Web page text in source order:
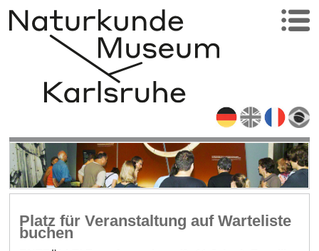
Platz für Veranstaltung auf Warteliste
buchen